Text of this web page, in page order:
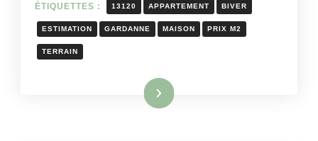
ÉTIQUETTES : 13120 APPARTEMENT BIVER
ESTIMATION GARDANNE MAISON PRIX M2
TERRAIN
Lire la suite